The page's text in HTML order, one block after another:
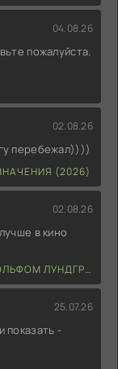
04.08.26
пожалуйста.
02.08.26
перебежал))))
(2026)
02.08.26
в кино
(2026)
25.07.26
показать -